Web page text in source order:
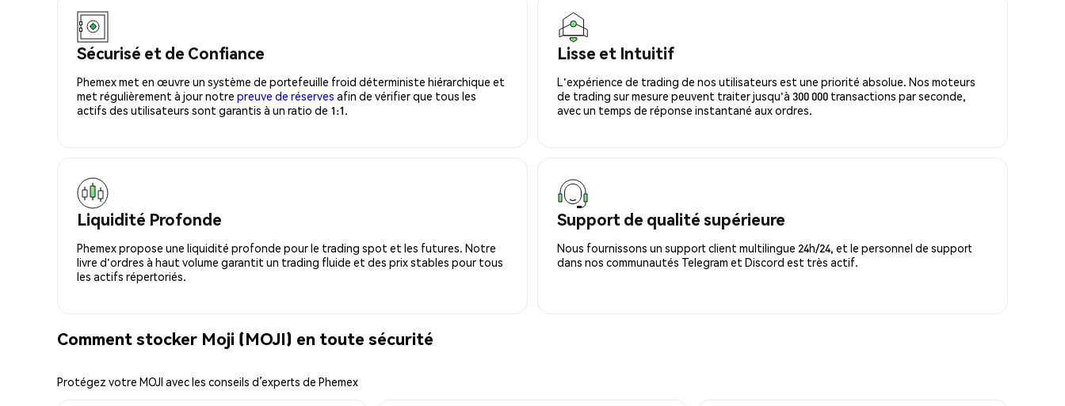
Sécurisé et de Confiance
Phemex met en œuvre un système de portefeuille froid déterministe hiérarchique et
met régulièrement à jour notre preuve de réserves afin de vérifier que tous les
actifs des utilisateurs sont garantis à un ratio de 1:1.
Lisse et Intuitif
L'expérience de trading de nos utilisateurs est une priorité absolue. Nos moteurs
de trading sur mesure peuvent traiter jusqu'à 300 000 transactions par seconde,
avec un temps de réponse instantané aux ordres.
Liquidité Profonde
Phemex propose une liquidité profonde pour le trading spot et les futures. Notre
livre d'ordres à haut volume garantit un trading fluide et des prix stables pour tous
les actifs répertoriés.
Support de qualité supérieure
Nous fournissons un support client multilingue 24h/24, et le personnel de support
dans nos communautés Telegram et Discord est très actif.
Comment stocker Moji (MOJI) en toute sécurité
Protégez votre MOJI avec les conseils d’experts de Phemex